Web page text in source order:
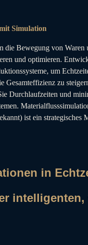
Simulation
die Bewegung von Waren
und optimieren.
um
Gesamteffizienz zu
Durchlaufzeiten und
ist ein strategisches
in